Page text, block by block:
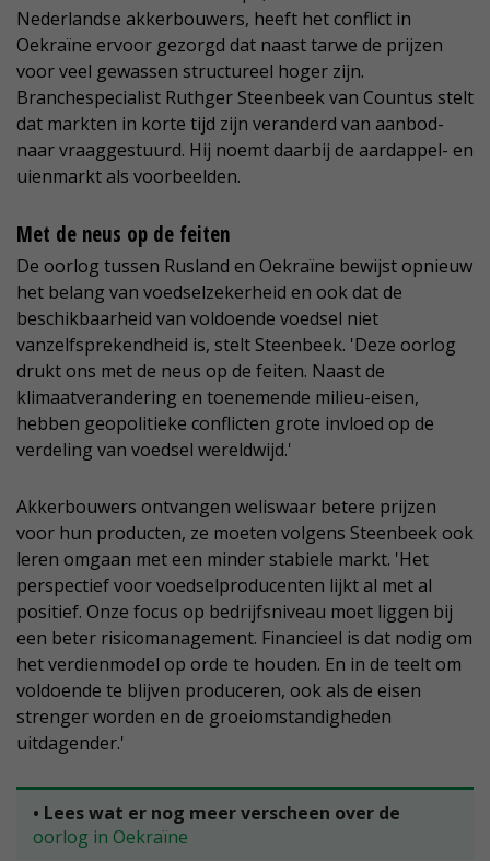
Nederlandse akkerbouwers, heeft het conflict in
Oekraïne ervoor gezorgd dat naast tarwe de prijzen
voor veel gewassen structureel hoger zijn.
Branchespecialist Ruthger Steenbeek van Countus stelt
dat markten in korte tijd zijn veranderd van aanbod-
naar vraaggestuurd. Hij noemt daarbij de aardappel- en
uienmarkt als voorbeelden.
Met de neus op de feiten
De oorlog tussen Rusland en Oekraïne bewijst opnieuw
het belang van voedselzekerheid en ook dat de
beschikbaarheid van voldoende voedsel niet
vanzelfsprekendheid is, stelt Steenbeek. 'Deze oorlog
drukt ons met de neus op de feiten. Naast de
klimaatverandering en toenemende milieu-eisen,
hebben geopolitieke conflicten grote invloed op de
verdeling van voedsel wereldwijd.'
Akkerbouwers ontvangen weliswaar betere prijzen
voor hun producten, ze moeten volgens Steenbeek ook
leren omgaan met een minder stabiele markt. 'Het
perspectief voor voedselproducenten lijkt al met al
positief. Onze focus op bedrijfsniveau moet liggen bij
een beter risicomanagement. Financieel is dat nodig om
het verdienmodel op orde te houden. En in de teelt om
voldoende te blijven produceren, ook als de eisen
strenger worden en de groeiomstandigheden
uitdagender.'
• Lees wat er nog meer verscheen over de
oorlog in Oekraïne